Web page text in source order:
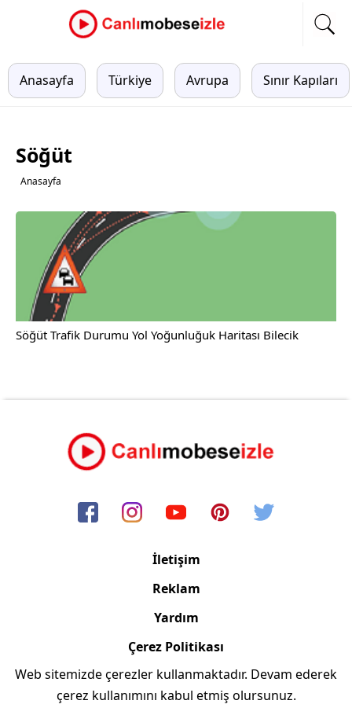
Anasayfa Türkiye Avrupa Sınır Kapıları
Söğüt
Anasayfa
Söğüt Trafik Durumu Yol Yoğunluğuk Haritası Bilecik
İletişim
Reklam
Yardım
Çerez Politikası
Copyright © 2006/2024 Canlimobeseizle.com
Web sitemizde çerezler kullanmaktadır. Devam ederek
çerez kullanımını kabul etmiş olursunuz.